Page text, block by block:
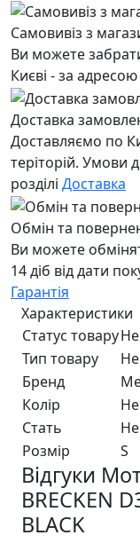
Самовивіз з
Ви можете
Києві - за адресою
Доставка
Доставляємо по
теріторій. Умови
розділі Доставка
Обмін та
Ви можете
14 діб від дати
Гарантія
Характеристики
Статус товару
Тип товару
Бренд
Колір
Стать
Розмір
S
Відгуки
BRECKEN
BLACK